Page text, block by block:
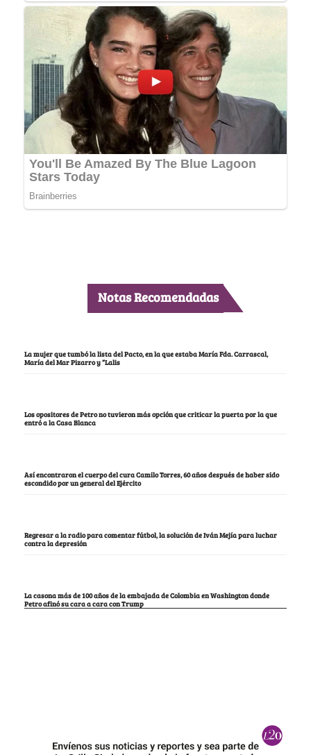
Notas Recomendadas
La mujer que tumbó la lista del Pacto, en la que estaba María Fda. Carrascal,
María del Mar Pizarro y “Lalis
Los opositores de Petro no tuvieron más opción que criticar la puerta por la que
entró a la Casa Blanca
Así encontraron el cuerpo del cura Camilo Torres, 60 años después de haber sido
escondido por un general del Ejército
Regresar a la radio para comentar fútbol, la solución de Iván Mejía para luchar
contra la depresión
La casona más de 100 años de la embajada de Colombia en Washington donde
Petro afinó su cara a cara con Trump